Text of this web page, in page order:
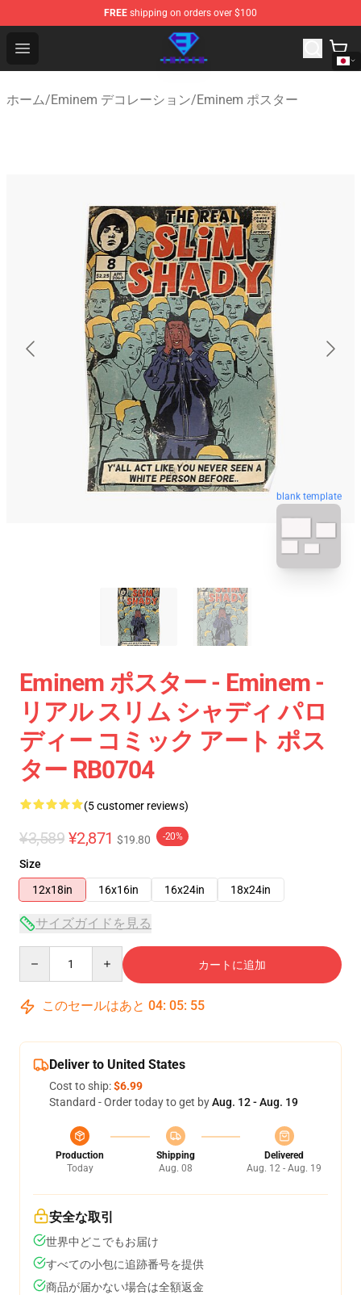
FREE shipping on orders over $100
Open menu
Eminem Store - Official Eminem Merchandise Shop
ホーム/Eminem デコレーション/Eminem ポスター
blank template
Eminem ポスター - Eminem -
リアル スリム シャディ パロ
ディー コミック アート ポス
ター RB0704
(5 customer reviews)
¥3,589 ¥2,871 $19.80 -20%
Size
12x18in
16x16in 16x24in 18x24in
サイズガイドを見る
カートに追加
このセールはあと 04: 05: 54
Deliver to United States
Cost to ship:$6.99
Standard - Order today to get byAug. 12 - Aug. 19
Production
Today
Shipping
Aug. 08
Delivered
Aug. 12 - Aug. 19
安全な取引
世界中どこでもお届け
すべての小包に追跡番号を提供
商品が届かない場合は全額返金